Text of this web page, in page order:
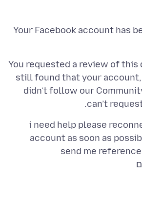
Your Facebook account has
You requested a review of this
still found that your
didn’t follow our
can’t
i need help please
account as soon as
send me